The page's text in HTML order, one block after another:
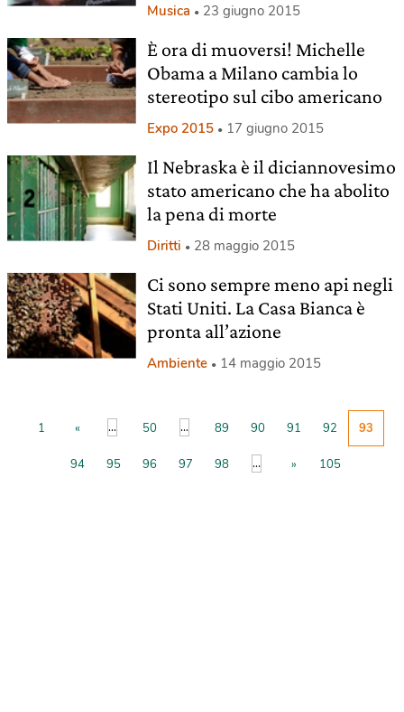
Musica 23 giugno 2015
È ora di muoversi! Michelle
Obama a Milano cambia lo
stereotipo sul cibo americano
Expo 2015 17 giugno 2015
Il Nebraska è il diciannovesimo
stato americano che ha abolito
la pena di morte
Diritti 28 maggio 2015
Ci sono sempre meno api negli
Stati Uniti. La Casa Bianca è
pronta all’azione
Ambiente 14 maggio 2015
1 « ... 50 ... 89 90 91 92 93
94 95 96 97 98 ... » 105